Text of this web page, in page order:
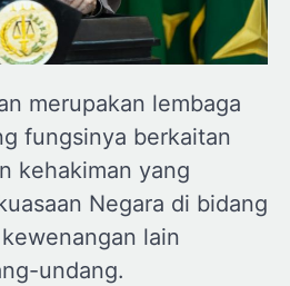
merupakan lembaga
fungsinya berkaitan
kehakiman yang
Negara di bidang
lain
undang.